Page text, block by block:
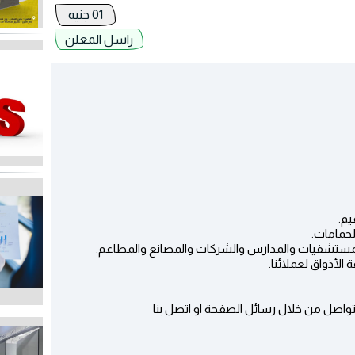
راسل المعلن
والمدارس والشركات والمصانع والمطاعم.
الأذواق لعملائنا.
من خلال رسائل الصفحة او اتصل بنا